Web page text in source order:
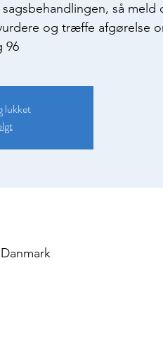
så meld
og træffe afgørelse
lukket